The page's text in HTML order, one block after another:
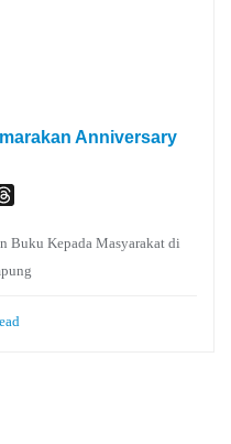
Anniversary
Buku Kepada Masyarakat di